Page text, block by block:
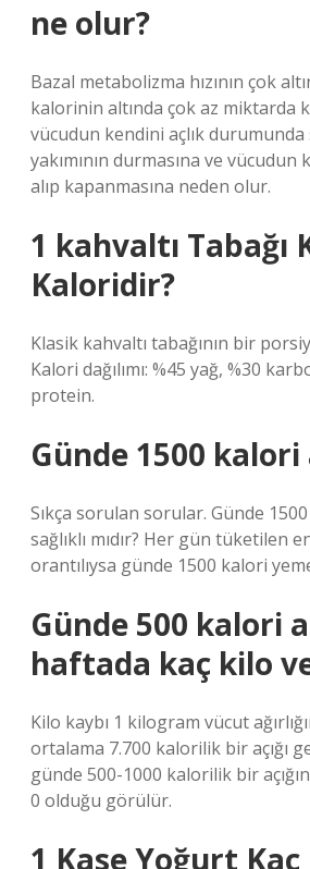
ne olur?
Bazal metabolizma hızının çok
kalorinin altında çok az miktarda
vücudun kendini açlık durumunda
yakımının durmasına ve
alıp kapanmasına neden olur.
1 kahvaltı Tabağı
Kaloridir?
Klasik kahvaltı tabağının bir
Kalori dağılımı: %45 yağ, %30
protein.
Günde 1500 kalori
Sıkça sorulan sorular. Günde
sağlıklı mıdır? Her gün tüketilen
orantılıysa günde 1500 kalori
Günde 500 kalori
haftada kaç kilo
Kilo kaybı 1 kilogram vücut
ortalama 7.700 kalorilik bir açığı
günde 500-1000 kalorilik bir
0 olduğu görülür.
1 Kase Yoğurt